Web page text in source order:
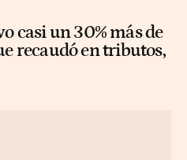
casi un 30% más de
recaudó en tributos,